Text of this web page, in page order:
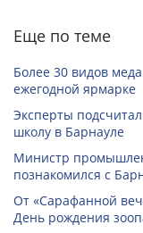
Еще по теме
Более 30 видов
ежегодной ярмарке
Эксперты
школу в Барнауле
Министр
познакомился с
От «Сарафанной
День рождения